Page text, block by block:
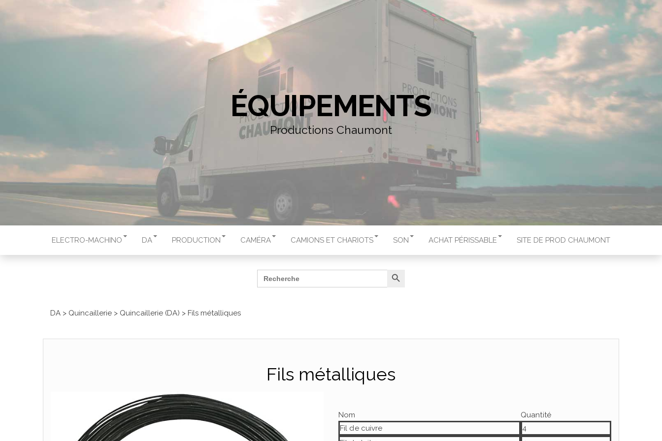
ÉQUIPEMENTS
Productions Chaumont
ELECTRO-MACHINO DA PRODUCTION CAMÉRA CAMIONS ET CHARIOTS SON ACHAT PÉRISSABLE SITE DE PROD CHAUMONT
Search
for:
Search Button
DA > Quincaillerie > Quincaillerie (DA) > Fils métalliques
Fils métalliques
Nom
Quantité
Fil de cuivre
4